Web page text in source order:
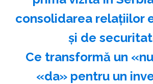
consolidarea relaţiilor
şi de
Ce transformă un
«da» pentru un